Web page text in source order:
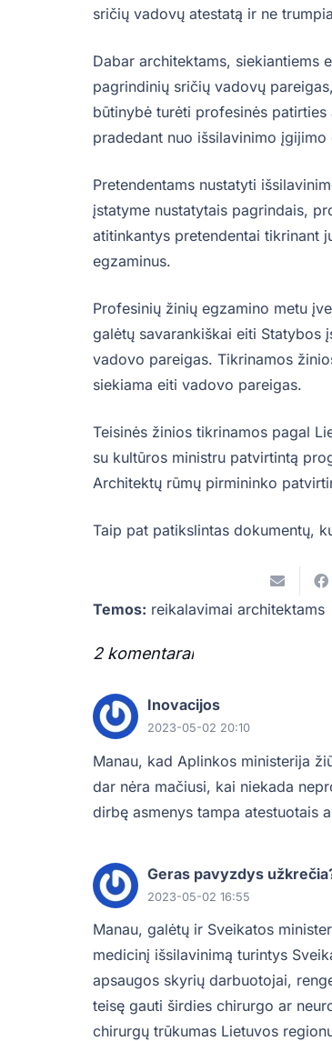
sričių vadovų atestatą ir ne
Dabar architektams, siekiantiems
pagrindinių sričių vadovų
būtinybė turėti profesinės
pradedant nuo išsilavinimo įgijimo
Pretendentams nustatyti
įstatyme nustatytais pagrindais,
atitinkantys pretendentai tikrinant
egzaminus.
Profesinių žinių egzamino metu
galėtų savarankiškai eiti Statybos
vadovo pareigas. Tikrinamos
siekiama eiti vadovo pareigas.
Teisinės žinios tikrinamos pagal
su kultūros ministru patvirtintą
Architektų rūmų pirmininko
Taip pat patikslintas dokumentų,
Temos: reikalavimai architektams
2 komentarai
.
Inovacijos
2023-05-02 20:10
Manau, kad Aplinkos ministerija
dar nėra mačiusi, kai niekada
dirbę asmenys tampa atestuotais
Geras pavyzdys
2023-05-02 16:55
Manau, galėtų ir Sveikatos
medicinį išsilavinimą turintys
apsaugos skyrių darbuotojai,
teisę gauti širdies chirurgo ar
chirurgų trūkumas Lietuvos